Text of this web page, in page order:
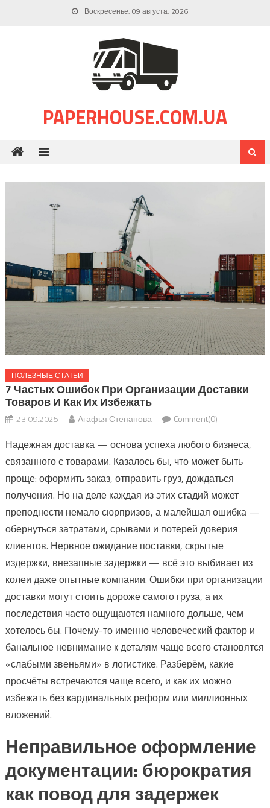
Воскресенье, 09 августа, 2026
PAPERHOUSE.COM.UA
ПОЛЕЗНЫЕ СТАТЬИ
7 Частых Ошибок При Организации Доставки
Товаров И Как Их Избежать
23.09.2025 Агафья Степанова Comment(0)
Надежная доставка — основа успеха любого бизнеса,
связанного с товарами. Казалось бы, что может быть
проще: оформить заказ, отправить груз, дождаться
получения. Но на деле каждая из этих стадий может
преподнести немало сюрпризов, а малейшая ошибка —
обернуться затратами, срывами и потерей доверия
клиентов. Нервное ожидание поставки, скрытые
издержки, внезапные задержки — всё это выбивает из
колеи даже опытные компании. Ошибки при организации
доставки могут стоить дороже самого груза, а их
последствия часто ощущаются намного дольше, чем
хотелось бы. Почему-то именно человеческий фактор и
банальное невнимание к деталям чаще всего становятся
«слабыми звеньями» в логистике. Разберём, какие
просчёты встречаются чаще всего, и как их можно
избежать без кардинальных реформ или миллионных
вложений.
Неправильное оформление
документации: бюрократия
как повод для задержек